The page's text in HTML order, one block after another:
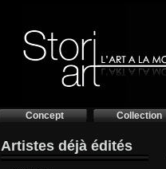
Concept Collection
Artistes déjà édités